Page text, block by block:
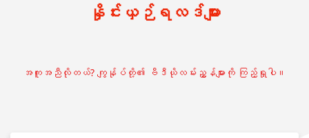
နှိုင်းယှဉ်ရလဒ်များ
အကူအညီလိုတယ်? ကျွန်ုပ်တို့၏ ဗီဒီယိုလမ်းညွှန်များကို ကြည့်ရှုပါ။